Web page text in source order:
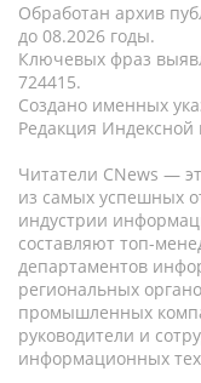
Обработан архив
до 08.2026 годы.
Ключевых фраз
724415.
Создано именных
Редакция Индексной
Читатели CNews —
из самых успешных
индустрии
составляют топ-
департаментов
региональных
промышленных
руководители и
информационных